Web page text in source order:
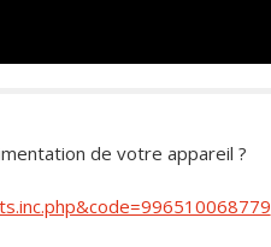
de votre appareil ?